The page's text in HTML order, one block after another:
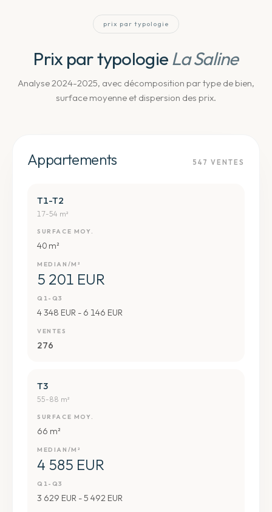
prix par typologie
Prix par typologieLa Saline
Analyse 2024-2025, avec décomposition par type de bien,
surface moyenne et dispersion des prix.
Appartements 547 VENTES
T1-T2
17-54 m²
SURFACE MOY.
40 m²
MEDIAN/M²
5 201 EUR
Q1-Q3
4 348 EUR - 6 146 EUR
VENTES
276
T3
55-88 m²
SURFACE MOY.
66 m²
MEDIAN/M²
4 585 EUR
Q1-Q3
3 629 EUR - 5 492 EUR